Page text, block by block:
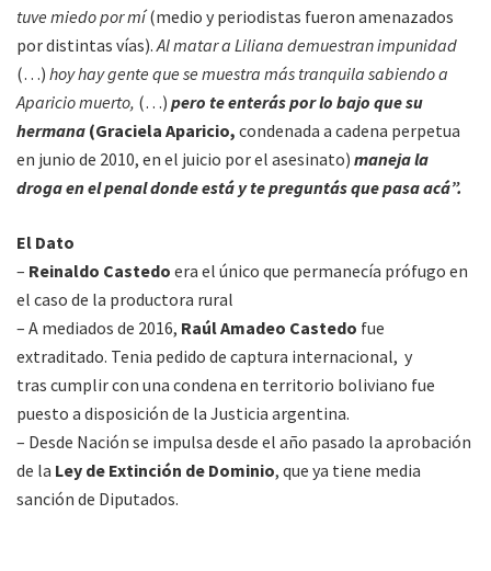
tuve miedo por mí(medio y periodistas fueron amenazados
por distintas vías). Al matar a Liliana demuestran impunidad
(…) hoy hay gente que se muestra más tranquila sabiendo a
Aparicio muerto, (…) pero te enterás por lo bajo que su
hermana (Graciela Aparicio, condenada a cadena perpetua
en junio de 2010, en el juicio por el asesinato) maneja la
droga en el penal donde está y te preguntás que pasa acá”.
El Dato
– Reinaldo Castedo era el único que permanecía prófugo en
el caso de la productora rural
– A mediados de 2016, Raúl Amadeo Castedo fue
extraditado. Tenia pedido de captura internacional, y
tras cumplir con una condena en territorio boliviano fue
puesto a disposición de la Justicia argentina.
– Desde Nación se impulsa desde el año pasado la aprobación
de la Ley de Extinción de Dominio, que ya tiene media
sanción de Diputados.